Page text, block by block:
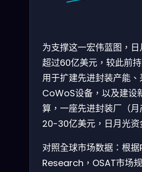
为支撑这一宏伟蓝图，
超过60亿美元，较此前
用于扩建先进封装产能
CoWoS设备，以及建设
算，一座先进封装厂（
20-30亿美元，日月光
对照全球市场数据：根
Research，OSAT市场